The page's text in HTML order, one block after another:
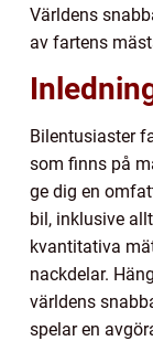
Världens
av fartens
Bilentusiaster
som finns på
ge dig en
bil, inklusive
kvantitativa
nackdelar.
världens
spelar en